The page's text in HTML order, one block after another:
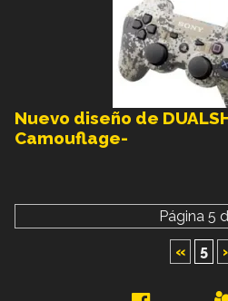
Nuevo diseño de
Camouflage-
Página 5
« 5